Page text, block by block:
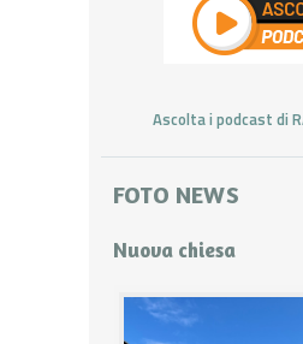
Ascolta i podcast di
FOTO NEWS
Nuova chiesa